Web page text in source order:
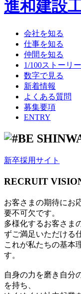
進和建設
会社を知る
仕事を知る
仲間を知る
1/100ストーリー
数字で見る
新着情報
よくある質問
募集要項
ENTRY
新卒採用サイト
RECRUIT
お客さまの期待にお
要不可欠です。
多様化するお客さま
ずご満足いただける
これが私たちの基本
す。
自身の力を磨き自分
を持ち、